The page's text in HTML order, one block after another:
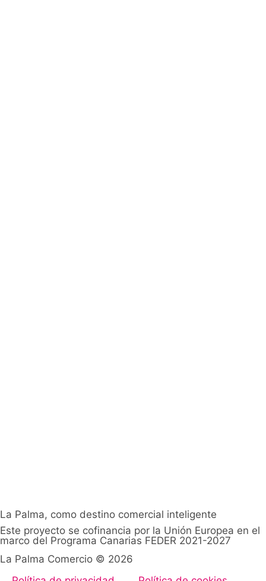
La Palma, como destino comercial inteligente
Este proyecto se cofinancia por la Unión Europea en el
marco del Programa Canarias FEDER 2021-2027
La Palma Comercio © 2026